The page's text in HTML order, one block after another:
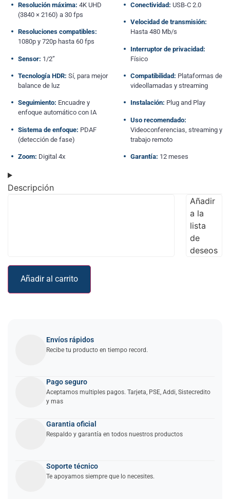
Resolución máxima: 4K UHD
(3840 × 2160) a 30 fps
Resoluciones compatibles:
1080p y 720p hasta 60 fps
Sensor: 1/2”
Tecnología HDR: Sí, para mejor
balance de luz
Seguimiento: Encuadre y
enfoque automático con IA
Sistema de enfoque: PDAF
(detección de fase)
Zoom: Digital 4x
Conectividad: USB-C 2.0
Velocidad de transmisión:
Hasta 480 Mb/s
Interruptor de privacidad:
Físico
Compatibilidad: Plataformas de
videollamadas y streaming
Instalación: Plug and Play
Uso recomendado:
Videoconferencias, streaming y
trabajo remoto
Garantía: 12 meses
Descripción
Añadir al carrito
Añadir
a la
lista
de
deseos
Envíos rápidos
Recibe tu producto en tiempo record.
Pago seguro
Aceptamos multiples pagos. Tarjeta, PSE, Addi, Sistecredito
y mas
Garantia oficial
Respaldo y garantía en todos nuestros productos
Soporte técnico
Te apoyamos siempre que lo necesites.